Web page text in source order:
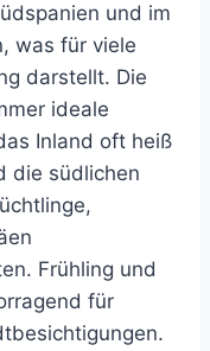
und im
was für viele
darstellt. Die
ideale
Inland oft heiß
die südlichen
Frühling und
für